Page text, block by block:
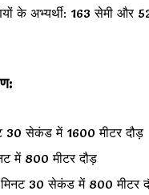
के अभ्यर्थी: 163 सेमी और
30 सेकंड में 1600 मीटर दौड़
में 800 मीटर दौड़
30 सेकंड में 800 मीटर